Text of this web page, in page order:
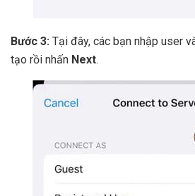
Bước 3: Tại đây, các bạn nhập user
tạo rồi nhấn Next.